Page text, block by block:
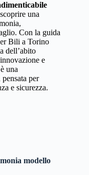
una
Con la guida
Bili a Torino
dell’abito
e
una
per
e sicurezza.
modello